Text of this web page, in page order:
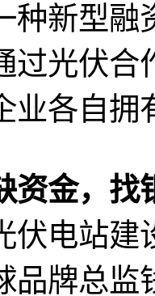
种新型融
过光伏合
业各自拥
资金，找
站建设
品牌总监